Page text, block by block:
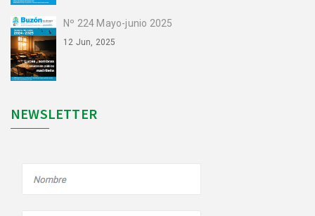
Nº 224 Mayo-junio 2025
12 Jun, 2025
NEWSLETTER